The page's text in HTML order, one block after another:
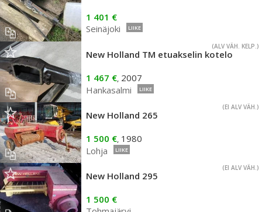
1 401 €
Seinäjoki
LIIKE
(ALV VÄH. KELP.)
New Holland TM etuakselin kotelo
1 467 €, 2007
Hankasalmi
LIIKE
(EI ALV VÄH.)
New Holland 265
1 500 €, 1980
Lohja
LIIKE
(EI ALV VÄH.)
New Holland 295
1 500 €